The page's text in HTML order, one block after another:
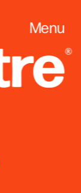
Menu